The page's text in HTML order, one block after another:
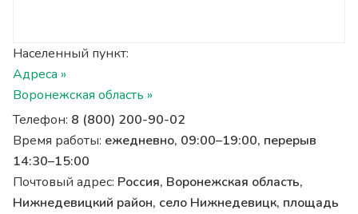
Населенный пункт:
Адреса »
Воронежская область »
Телефон: 8 (800) 200-90-02
Время работы: ежедневно, 09:00–19:00, перерыв
14:30–15:00
Почтовый адрес: Россия, Воронежская область,
Нижнедевицкий район, село Нижнедевицк, площадь